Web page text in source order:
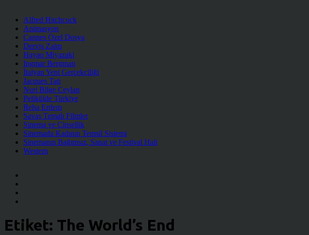
Alfred Hitchcock
Animasyon
Cannes Özel Dosya
Derviş Zaim
Hayao Miyazaki
Ingmar Bergman
İtalyan Yeni Gerçekçiliği
Jacques Tati
Nuri Bilge Ceylan
Pelikülde Türkiye
Reha Erdem
Savaş Temalı Filmler
Sinema ve Cinsellik
Sinemada Kadının Temsil Sistemi
Sinemanın Bağımsız, Sanat ve Festival Hali
Western
Etiket: The World’s End